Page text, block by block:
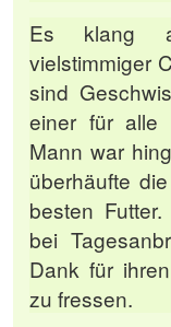
Es klang
vielstimmiger
sind
einer für alle
Mann war
überhäufte
besten
bei
Dank für
zu fressen.